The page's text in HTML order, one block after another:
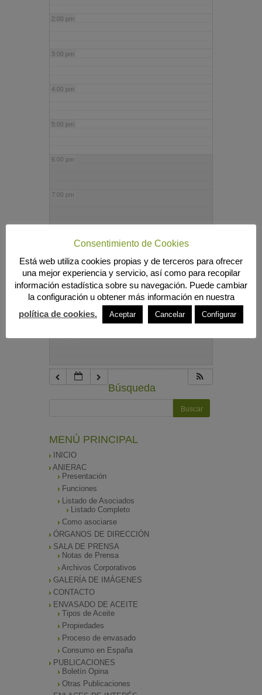
2:00 pm
3:00 pm
4:00 pm
5:00 pm
6:00 pm
7:00 pm
9:00 pm
10:00 pm
Búsqueda
MENÚ PRINCIPAL
INICIO
ANIERAC
Presentación
Funciones
Listado de Asociados
Listado Completo
Como asociarse
ÓRGANOS DE DIRECCIÓN
SALA DE PRENSA
Notas de Prensa
Archivos Corporativos
GALERÍA DE IMÁGENES
CONTACTO
ENVASADO DE ACEITE
Tipos de Aceite
Propiedades
Proceso de envasado
Consumo en España
PUBLICACIONES
Boletín Opina
Otras Publicaciones
Consentimiento de Cookies
Está web utiliza cookies propias y de terceros para ofrecer
una mejor experiencia y servicio, así como para recopilar
información estadística sobre su navegación. Puede cambiar
la configuración u obtener más información en nuestra
política de cookies.
Aceptar Cancelar Configurar